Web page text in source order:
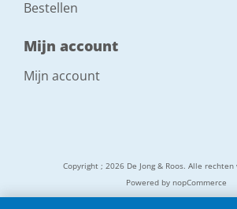
Bestellen
Mijn account
Mijn account
Copyright ; 2026 De Jong & Roos. Alle
Powered by nopCommerce